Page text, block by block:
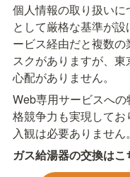
個人情報の取り扱い
として厳格な基準が
ービス経由だと複数
スクがありますが、
心配がありません。
Web専用サービスへ
格競争力も実現して
入観は必要ありません。
ガス給湯器の交換はこ